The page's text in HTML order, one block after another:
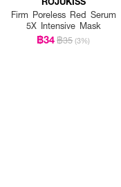
Firm Poreless Red Serum
5X Intensive Mask
฿34฿35 (3%)